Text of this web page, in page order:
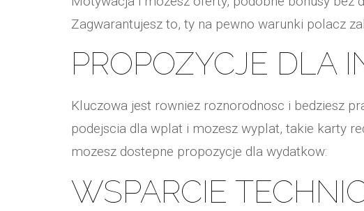
Zagwarantujesz to, ty na pewno warunki polacz
PROPOZYCJE DLA
Kluczowa jest rowniez roznorodnosc i bedziesz
podejscia dla wplat i mozesz wyplat, takie karty
mozesz dostepne propozycje dla wydatkow:
WSPARCIE